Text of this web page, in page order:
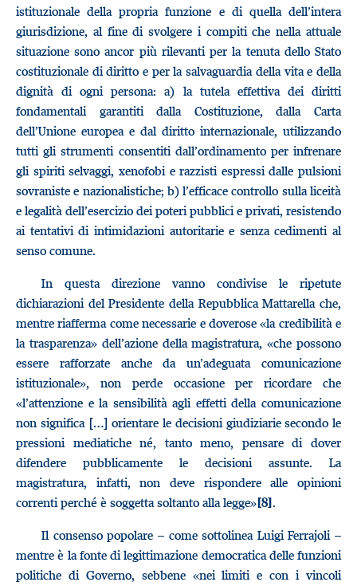
istituzionale della propria funzione e di quella dell’intera
giurisdizione, al fine di svolgere i compiti che nella attuale
situazione sono ancor più rilevanti per la tenuta dello Stato
costituzionale di diritto e per la salvaguardia della vita e della
dignità di ogni persona: a) la tutela effettiva dei diritti
fondamentali garantiti dalla Costituzione, dalla Carta
dell’Unione europea e dal diritto internazionale, utilizzando
tutti gli strumenti consentiti dall’ordinamento per infrenare
gli spiriti selvaggi, xenofobi e razzisti espressi dalle pulsioni
sovraniste e nazionalistiche; b) l’efficace controllo sulla liceità
e legalità dell’esercizio dei poteri pubblici e privati, resistendo
ai tentativi di intimidazioni autoritarie e senza cedimenti al
senso comune.
In questa direzione vanno condivise le ripetute
dichiarazioni del Presidente della Repubblica Mattarella che,
mentre riafferma come necessarie e doverose «la credibilità e
la trasparenza» dell’azione della magistratura, «che possono
essere rafforzate anche da un’adeguata comunicazione
istituzionale», non perde occasione per ricordare che
«l’attenzione e la sensibilità agli effetti della comunicazione
non significa […] orientare le decisioni giudiziarie secondo le
pressioni mediatiche né, tanto meno, pensare di dover
difendere pubblicamente le decisioni assunte. La
magistratura, infatti, non deve rispondere alle opinioni
correnti perché è soggetta soltanto alla legge»[8].
Il consenso popolare – come sottolinea Luigi Ferrajoli –
mentre è la fonte di legittimazione democratica delle funzioni
politiche di Governo, sebbene «nei limiti e con i vincoli